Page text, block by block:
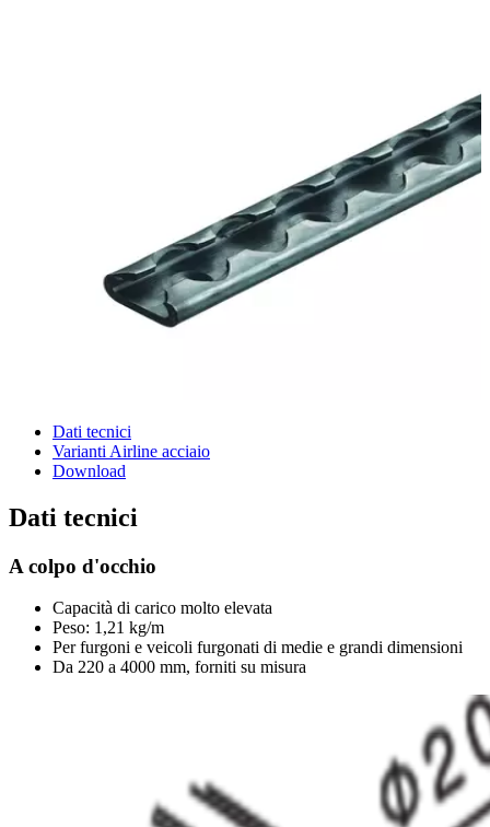
Dati tecnici
Varianti Airline acciaio
Download
Dati tecnici
A colpo d'occhio
Capacità di carico molto elevata
Peso: 1,21 kg/m
Per furgoni e veicoli furgonati di medie e grandi dimensioni
Da 220 a 4000 mm, forniti su misura